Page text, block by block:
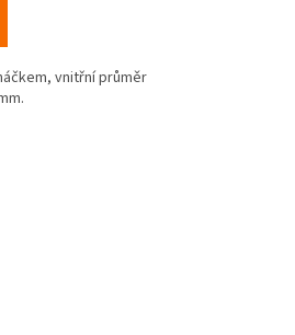
vnitřní průměr